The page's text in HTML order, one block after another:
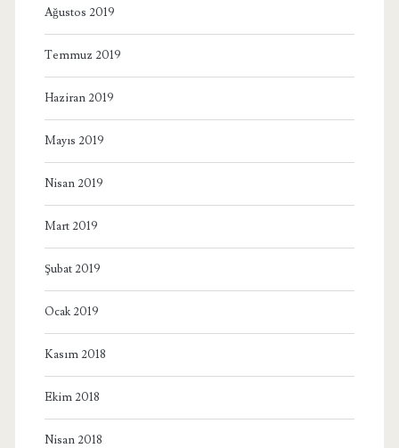
Ağustos 2019
Temmuz 2019
Haziran 2019
Mayıs 2019
Nisan 2019
Mart 2019
Şubat 2019
Ocak 2019
Kasım 2018
Ekim 2018
Nisan 2018